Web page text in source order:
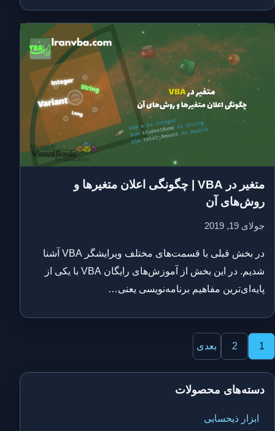
متغیر در VBA | چگونگی اعلان متغیرها و
روش‌های آن
جولای 19, 2019
در بخش قبلی با قسمت‌های مختلف ویرایشگر VBA آشنا
شدیم. در این بخش از آموزش‌های رایگان VBA با یکی از
پایه‌ای‌ترین مفاهیم برنامه‌نویسی یعنی…
صفحه‌بندی
نوشته‌ها
1
2 بعدی
دسته‌های محصولات
ابزار ذیحسابی